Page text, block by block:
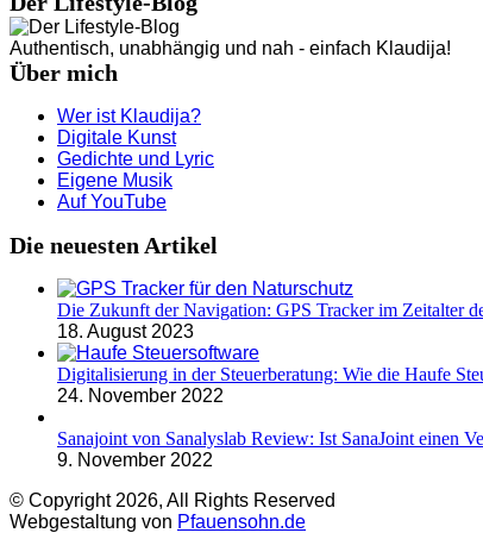
Authentisch, unabhängig und nah - einfach Klaudija!
Über mich
Wer ist Klaudija?
Digitale Kunst
Gedichte und Lyric
Eigene Musik
Auf YouTube
Die neuesten Artikel
Die Zukunft der Navigation: GPS Tracker im Zeitalter
18. August 2023
Digitalisierung in der Steuerberatung: Wie die Haufe
24. November 2022
Sanajoint von Sanalyslab Review: Ist SanaJoint einen
9. November 2022
© Copyright 2026, All Rights Reserved
Webgestaltung von Pfauensohn.de